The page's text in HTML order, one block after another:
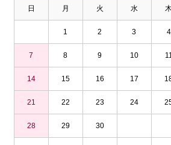
日 月 火 水
1 2 3 4
7 8 9 10
14 15 16 17
21 22 23 24
28 29 30